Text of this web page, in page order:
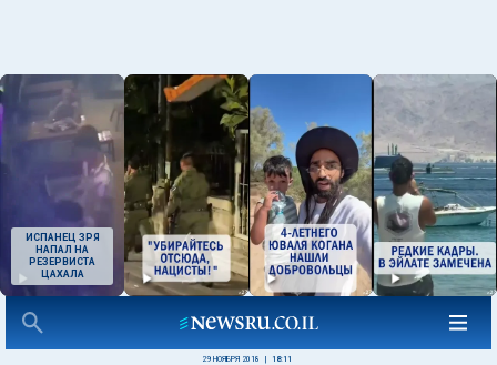
ИСПАНЕЦ ЗРЯ
НАПАЛ НА
РЕЗЕРВИСТА
ЦАХАЛА
29 НОЯБРЯ 2018 18:11